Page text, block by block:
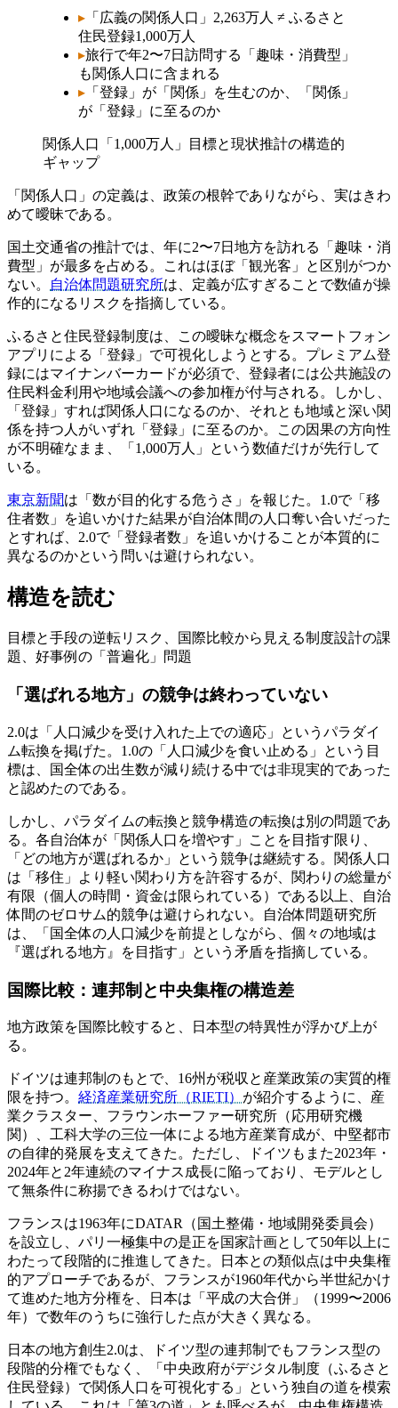
▸ 「広義の関係人口」2,263万人 ≠ ふるさと
住民登録1,000万人
▸旅行で年2〜7日訪問する「趣味・消費型」
も関係人口に含まれる
▸ 「登録」が「関係」を生むのか、「関係」
が「登録」に至るのか
関係人口「1,000万人」目標と現状推計の構造的
ギャップ
「関係人口」の定義は、政策の根幹でありながら、実はきわ
めて曖昧である。
国土交通省の推計では、年に2〜7日地方を訪れる「趣味・消
費型」が最多を占める。これはほぼ「観光客」と区別がつか
ない。
自治体問題研究所は、定義が広すぎることで数値が操
作的になるリスクを指摘している。
ふるさと住民登録制度は、この曖昧な概念をスマートフォン
アプリによる「登録」で可視化しようとする。プレミアム登
録にはマイナンバーカードが必須で、登録者には公共施設の
住民料金利用や地域会議への参加権が付与される。しかし、
「登録」すれば関係人口になるのか、それとも地域と深い関
係を持つ人がいずれ「登録」に至るのか。この因果の方向性
が不明確なまま、「1,000万人」という数値だけが先行して
いる。
東京新聞は「数が目的化する危うさ」を報じた。1.0で「移
住者数」を追いかけた結果が自治体間の人口奪い合いだった
とすれば、2.0で「登録者数」を追いかけることが本質的に
異なるのかという問いは避けられない。
構造を読む
目標と手段の逆転リスク、国際比較から見える制度設計の課
題、好事例の「普遍化」問題
「選ばれる地方」の競争は終わっていない
2.0は「人口減少を受け入れた上での適応」というパラダイ
ム転換を掲げた。1.0の「人口減少を食い止める」という目
標は、国全体の出生数が減り続ける中では非現実的であった
と認めたのである。
しかし、パラダイムの転換と競争構造の転換は別の問題であ
る。各自治体が「関係人口を増やす」ことを目指す限り、
「どの地方が選ばれるか」という競争は継続する。関係人口
は「移住」より軽い関わり方を許容するが、関わりの総量が
有限（個人の時間・資金は限られている）である以上、自治
体間のゼロサム的競争は避けられない。自治体問題研究所
は、「国全体の人口減少を前提としながら、個々の地域は
『選ばれる地方』を目指す」という矛盾を指摘している。
国際比較：連邦制と中央集権の構造差
地方政策を国際比較すると、日本型の特異性が浮かび上が
る。
ドイツは連邦制のもとで、16州が税収と産業政策の実質的権
限を持つ。 経済産業研究所（RIETI） が紹介するように、産
業クラスター、フラウンホーファー研究所（応用研究機
関）、工科大学の三位一体による地方産業育成が、中堅都市
の自律的発展を支えてきた。ただし、ドイツもまた2023年・
2024年と2年連続のマイナス成長に陥っており、モデルとし
て無条件に称揚できるわけではない。
フランスは1963年にDATAR（国土整備・地域開発委員会）
を設立し、パリ一極集中の是正を国家計画として50年以上に
わたって段階的に推進してきた。日本との類似点は中央集権
的アプローチであるが、フランスが1960年代から半世紀かけ
て進めた地方分権を、日本は「平成の大合併」（1999〜2006
年）で数年のうちに強行した点が大きく異なる。
日本の地方創生2.0は、ドイツ型の連邦制でもフランス型の
段階的分権でもなく、「中央政府がデジタル制度（ふるさと
住民登録）で関係人口を可視化する」という独自の道を模索